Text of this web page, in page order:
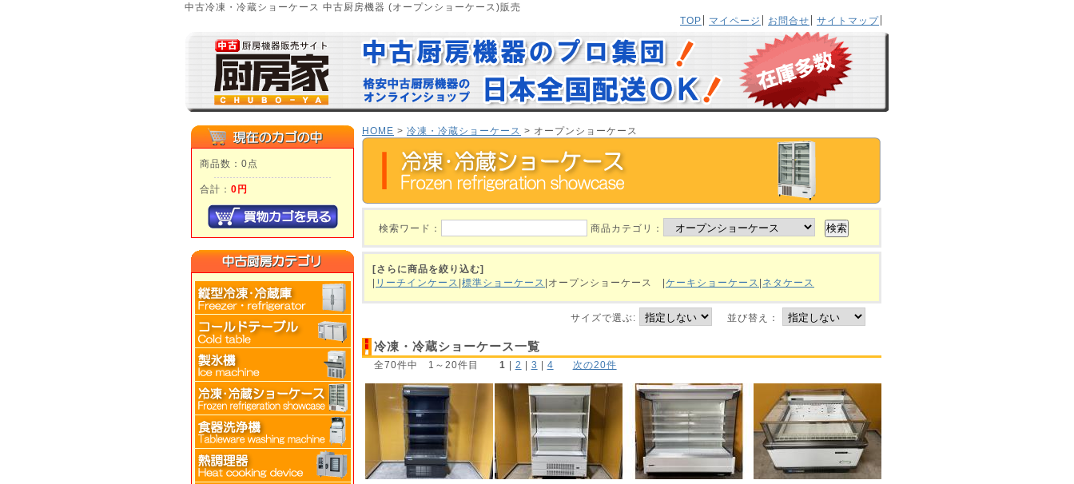
中古冷凍・冷蔵ショーケース 中古厨房機器 (オープンショーケース)販売
TOP
マイページ お問合せ サイトマップ
商品数：0点
合計： 0円
HOME > 冷凍・冷蔵ショーケース > オープンショーケース
検索ワード： 商品カテゴリ：
[さらに商品を絞り込む]
| リーチインケース |標準ショーケース |オープンショーケース |ケーキショーケース | ネタケース
サイズで選ぶ: 並び替え：
冷凍・冷蔵ショーケース一覧
全70件中 1～20件目 1 | 2 | 3 | 4 次の20件